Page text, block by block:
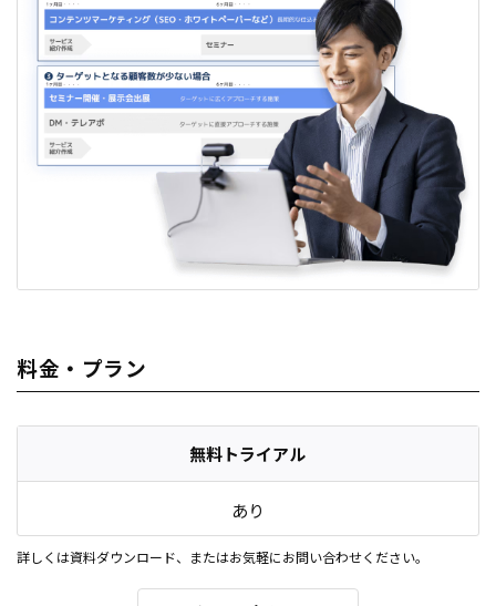
料金・プラン
無料トライアル
あり
詳しくは資料ダウンロード、またはお気軽にお問い合わせください。